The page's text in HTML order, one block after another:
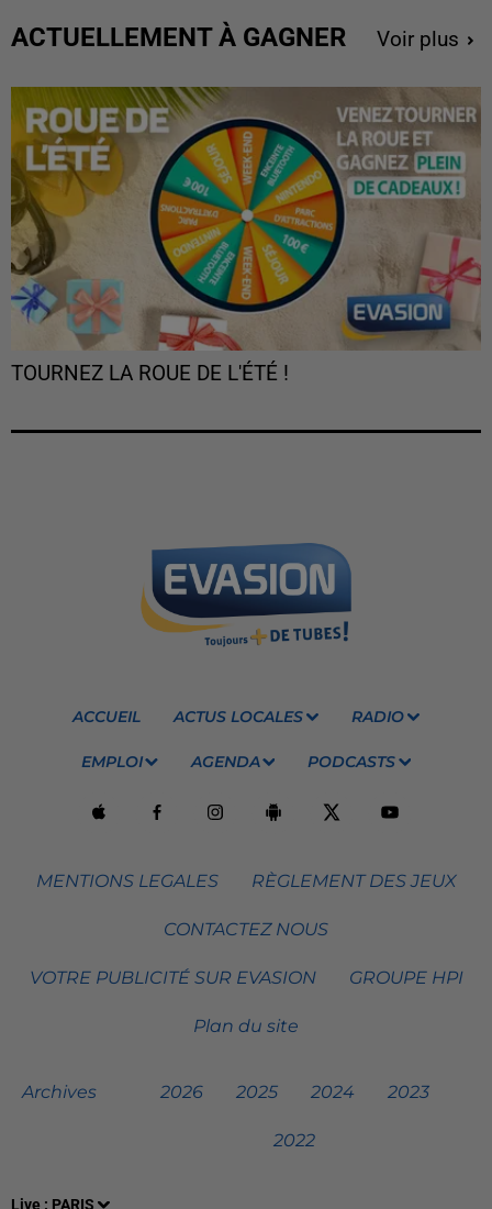
Live : PARIS
ACTUELLEMENT À GAGNER Voir plus
TOURNEZ LA ROUE DE L'ÉTÉ !
ACCUEIL ACTUS LOCALES RADIO
EMPLOI AGENDA PODCASTS
MENTIONS LEGALES RÈGLEMENT DES JEUX
CONTACTEZ NOUS
VOTRE PUBLICITÉ SUR EVASION GROUPE HPI
Plan du site
Archives 2026 2025 2024 2023
2022